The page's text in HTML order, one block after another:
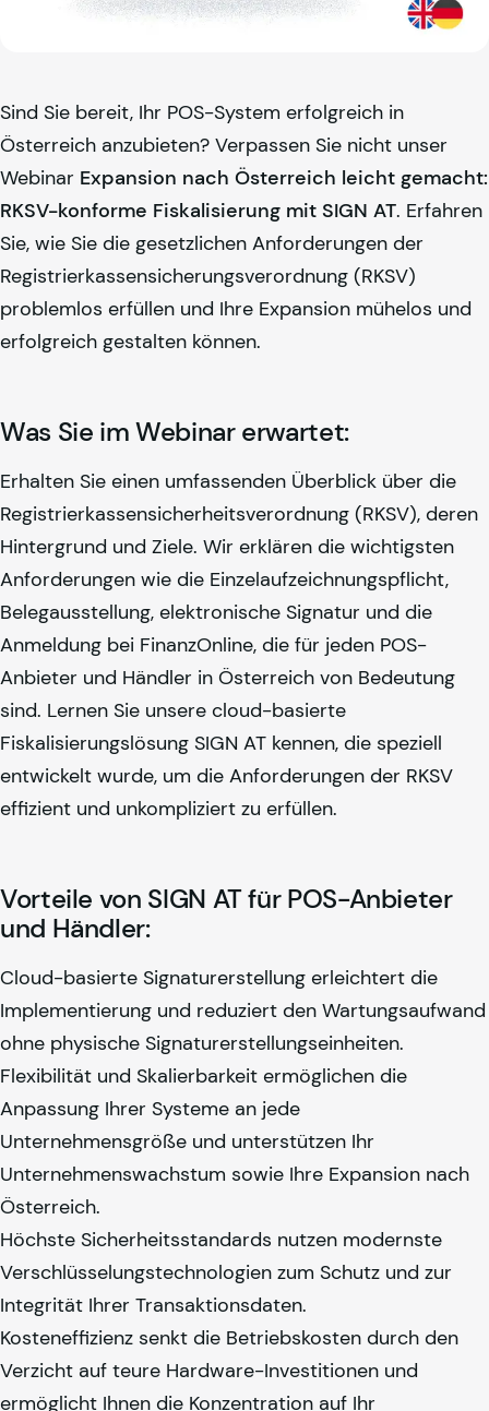
Sind Sie bereit, Ihr POS-System erfolgreich in
Österreich anzubieten? Verpassen Sie nicht unser
Webinar Expansion nach Österreich leicht gemacht:
RKSV-konforme Fiskalisierung mit SIGN AT. Erfahren
Sie, wie Sie die gesetzlichen Anforderungen der
Registrierkassensicherungsverordnung (RKSV)
problemlos erfüllen und Ihre Expansion mühelos und
erfolgreich gestalten können.
Was Sie im Webinar erwartet:
Erhalten Sie einen umfassenden Überblick über die
Registrierkassensicherheitsverordnung (RKSV), deren
Hintergrund und Ziele. Wir erklären die wichtigsten
Anforderungen wie die Einzelaufzeichnungspflicht,
Belegausstellung, elektronische Signatur und die
Anmeldung bei FinanzOnline, die für jeden POS-
Anbieter und Händler in Österreich von Bedeutung
sind. Lernen Sie unsere cloud-basierte
Fiskalisierungslösung SIGN AT kennen, die speziell
entwickelt wurde, um die Anforderungen der RKSV
effizient und unkompliziert zu erfüllen.
Vorteile von SIGN AT für POS-Anbieter
und Händler:
Cloud-basierte Signaturerstellung erleichtert die
Implementierung und reduziert den Wartungsaufwand
ohne physische Signaturerstellungseinheiten.
Flexibilität und Skalierbarkeit ermöglichen die
Anpassung Ihrer Systeme an jede
Unternehmensgröße und unterstützen Ihr
Unternehmenswachstum sowie Ihre Expansion nach
Österreich.
Höchste Sicherheitsstandards nutzen modernste
Verschlüsselungstechnologien zum Schutz und zur
Integrität Ihrer Transaktionsdaten.
Kosteneffizienz senkt die Betriebskosten durch den
Verzicht auf teure Hardware-Investitionen und
ermöglicht Ihnen die Konzentration auf Ihr